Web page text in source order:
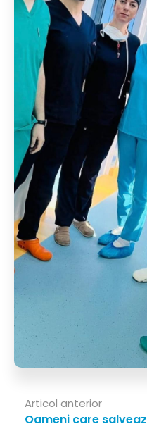
Articol anterior